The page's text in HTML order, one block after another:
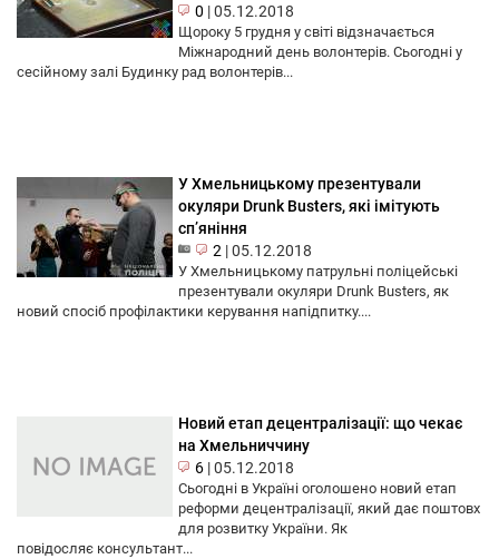
0 |05.12.2018
Щороку 5 грудня у світі відзначається
Міжнародний день волонтерів. Сьогодні у
сесійному залі Будинку рад волонтерів...
У Хмельницькому презентували
окуляри Drunk Busters, які імітують
сп’яніння
2 |05.12.2018
У Хмельницькому патрульні поліцейські
презентували окуляри Drunk Busters, як
новий спосіб профілактики керування напідпитку....
Новий етап децентралізації: що чекає
на Хмельниччину
6 |05.12.2018
Сьогодні в Україні оголошено новий етап
реформи децентралізації, який дає поштовх
для розвитку України. Як
повідосляє консультант...